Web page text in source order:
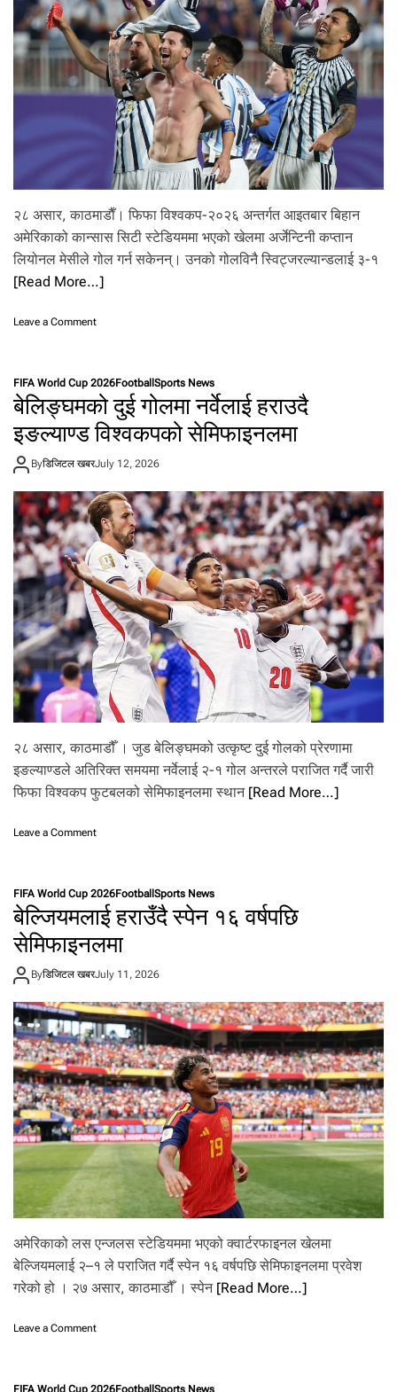
को
न
याँ
अ
ध्या
य
प
छि
र्जे
न्टि
ना
ग्ल्या
म
हा
भि
ड
न्त
!
२८ असार, काठमाडाैँ। फिफा विश्वकप-२०२६ अन्तर्गत आइतबार बिहान
अमेरिकाको कान्सास सिटी स्टेडियममा भएको खेलमा अर्जेन्टिनी कप्तान
लियोनल मेसीले गोल गर्न सकेनन्। उनको गोलविनै स्विट्जरल्यान्डलाई ३-१
[Read More…]
Leave a Commento
को
गो
ल
वि
र्जे
न्टि
ना
को
सा
न
दा
र
जि
त
(
त
स्बि
र
ह
रू
FIFA World Cup 2026FootballSports News
बेलिङ्घमको दुई गोलमा नर्वेलाई हराउदै
इङल्याण्ड विश्वकपको सेमिफाइनलमा
Byडिजिटल खबरJuly 12, 2026
२८ असार, काठमाडौँ । जुड बेलिङ्घमको उत्कृष्ट दुई गोलको प्रेरणामा
इङल्याण्डले अतिरिक्त समयमा नर्वेलाई २-१ गोल अन्तरले पराजित गर्दै जारी
फिफा विश्वकप फुटबलको सेमिफाइनलमा स्थान [Read More…]
Leave a Commento
ङ्घ
म
दु
ल
मा
न
र्वे
ला
ई
ह
रा
उ
दै
इ
ल्या
ण्ड
श्व
क
प
न
FIFA World Cup 2026FootballSports News
बेल्जियमलाई हराउँदै स्पेन १६ वर्षपछि
सेमिफाइनलमा
Byडिजिटल खबरJuly 11, 2026
अमेरिकाको लस एन्जलस स्टेडियममा भएको क्वार्टरफाइनल खेलमा
बेल्जियमलाई २–१ ले पराजित गर्दै स्पेन १६ वर्षपछि सेमिफाइनलमा प्रवेश
गरेको हो । २७ असार, काठमाडौँ । स्पेन [Read More…]
Leave a Commento
FIFA World Cup 2026Football Sports News